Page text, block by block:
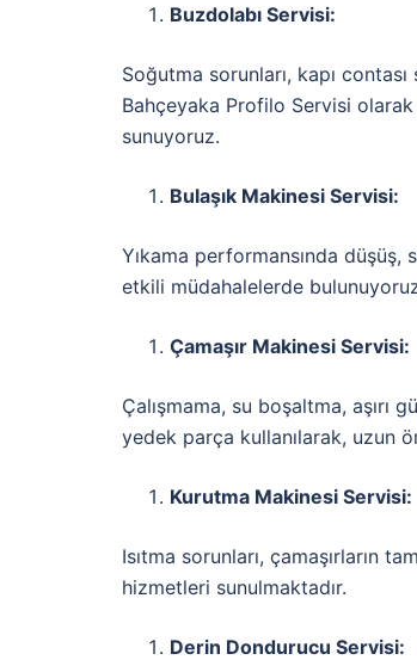
Buzdolabı Servisi:
Soğutma sorunları, kapı
Bahçeyaka Profilo Servisi
sunuyoruz.
Bulaşık Makinesi Servisi:
Yıkama performansında düşüş,
etkili müdahalelerde
Çamaşır Makinesi Servisi:
Çalışmama, su boşaltma, aşırı
yedek parça kullanılarak, uzun
Kurutma Makinesi Servisi:
Isıtma sorunları, çamaşırların
hizmetleri sunulmaktadır.
Derin Dondurucu Servisi: